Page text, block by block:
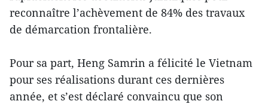
reconnaître l’achèvement de 84% des travaux
de démarcation frontalière.
Pour sa part, Heng Samrin a félicité le Vietnam
pour ses réalisations durant ces dernières
année, et s’est déclaré convaincu que son